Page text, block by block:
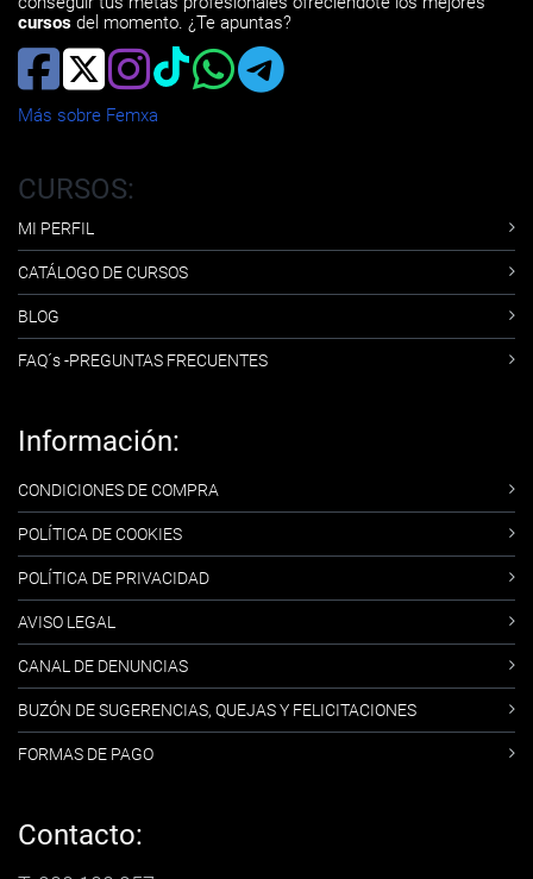
cursos del momento. ¿Te apuntas?
Más sobre Femxa
CURSOS:
MI PERFIL
CATÁLOGO DE CURSOS
BLOG
FAQ´s -PREGUNTAS FRECUENTES
Información:
CONDICIONES DE COMPRA
POLÍTICA DE COOKIES
POLÍTICA DE PRIVACIDAD
AVISO LEGAL
CANAL DE DENUNCIAS
BUZÓN DE SUGERENCIAS, QUEJAS Y FELICITACIONES
FORMAS DE PAGO
Contacto: